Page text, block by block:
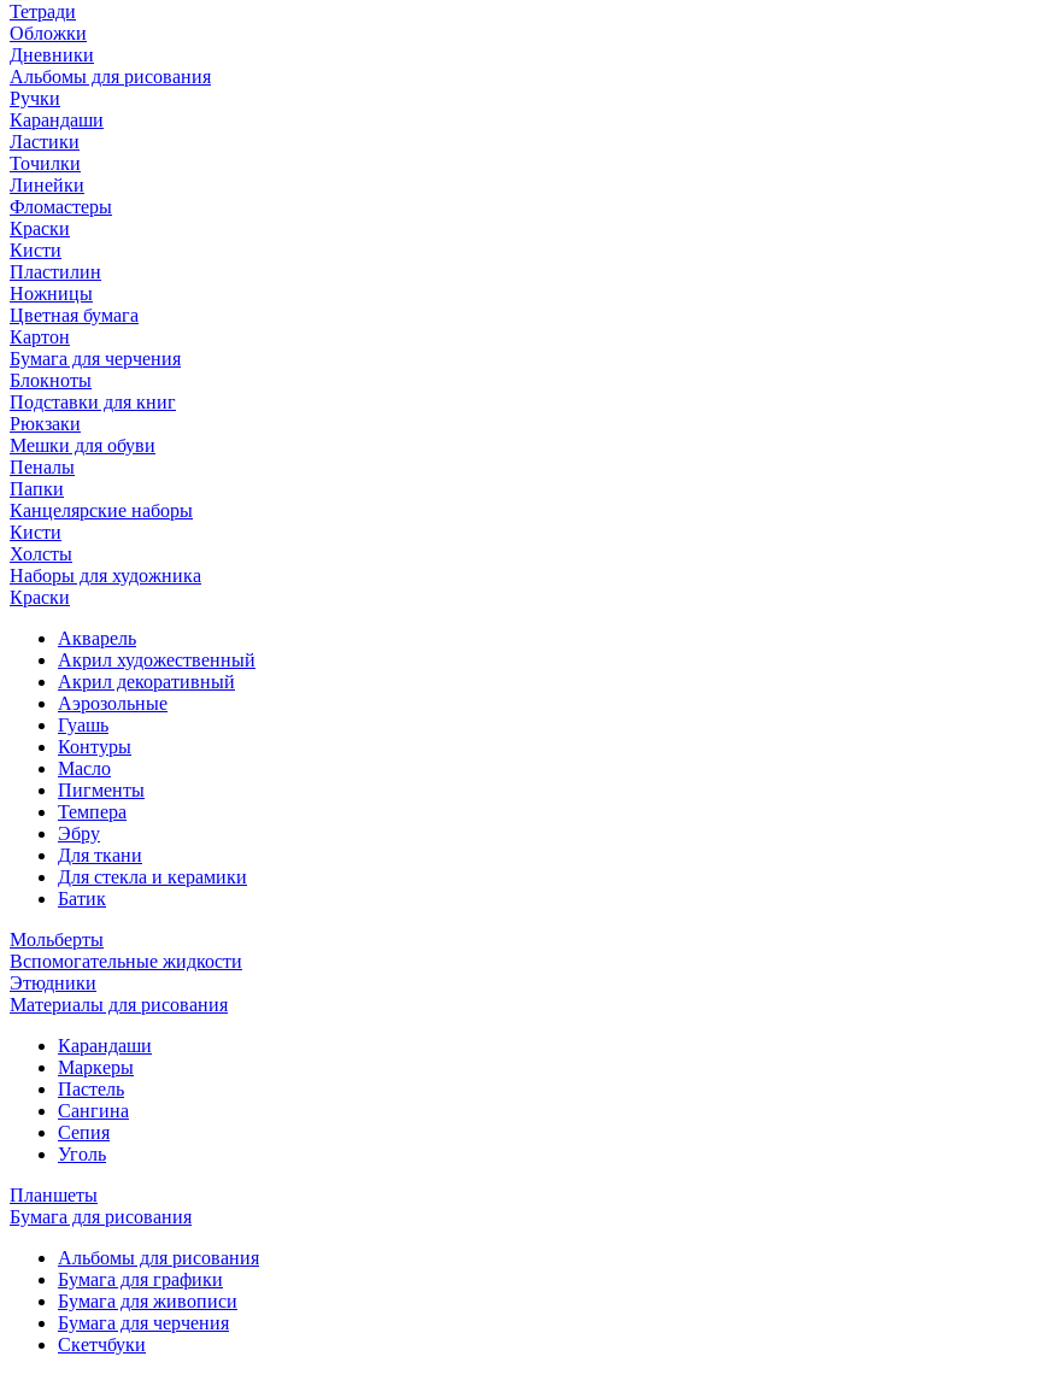
Тетради
Обложки
Дневники
Альбомы для рисования
Ручки
Карандаши
Ластики
Точилки
Линейки
Фломастеры
Краски
Кисти
Пластилин
Ножницы
Цветная бумага
Картон
Бумага для черчения
Блокноты
Подставки для книг
Рюкзаки
Мешки для обуви
Пеналы
Папки
Канцелярские наборы
Кисти
Холсты
Наборы для художника
Краски
Акварель
Акрил художественный
Акрил декоративный
Аэрозольные
Гуашь
Контуры
Масло
Пигменты
Темпера
Эбру
Для ткани
Для стекла и керамики
Батик
Мольберты
Вспомогательные жидкости
Этюдники
Материалы для рисования
Карандаши
Маркеры
Пастель
Сангина
Сепия
Уголь
Планшеты
Бумага для рисования
Альбомы для рисования
Бумага для графики
Бумага для живописи
Бумага для черчения
Скетчбуки